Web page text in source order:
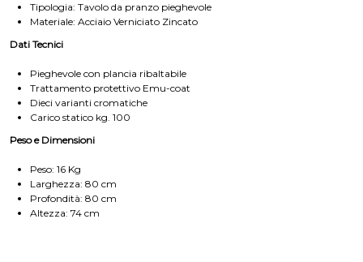
Tipologia: Tavolo da pranzo pieghevole
Materiale: Acciaio Verniciato Zincato
Dati Tecnici
Pieghevole con plancia ribaltabile
Trattamento protettivo Emu-coat
Dieci varianti cromatiche
Carico statico kg. 100
Peso e Dimensioni
Peso: 16 Kg
Larghezza: 80 cm
Profondità: 80 cm
Altezza: 74 cm